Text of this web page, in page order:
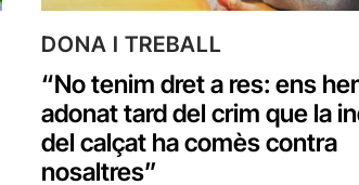
DONA I TREBALL
“No tenim dret a res: ens
adonat tard del crim que la
del calçat ha comès contra
nosaltres”